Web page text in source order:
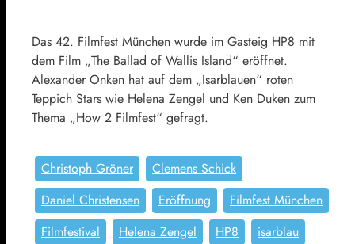
Das 42. Filmfest München wurde im Gasteig HP8 mit
dem Film „The Ballad of Wallis Island“ eröffnet.
Alexander Onken hat auf dem „Isarblauen“ roten
Teppich Stars wie Helena Zengel und Ken Duken zum
Thema „How 2 Filmfest“ gefragt.
Christoph Gröner
Clemens Schick
Daniel Christensen
Eröffnung
Filmfest München
Filmfestival
Helena Zengel HP8
isarblau